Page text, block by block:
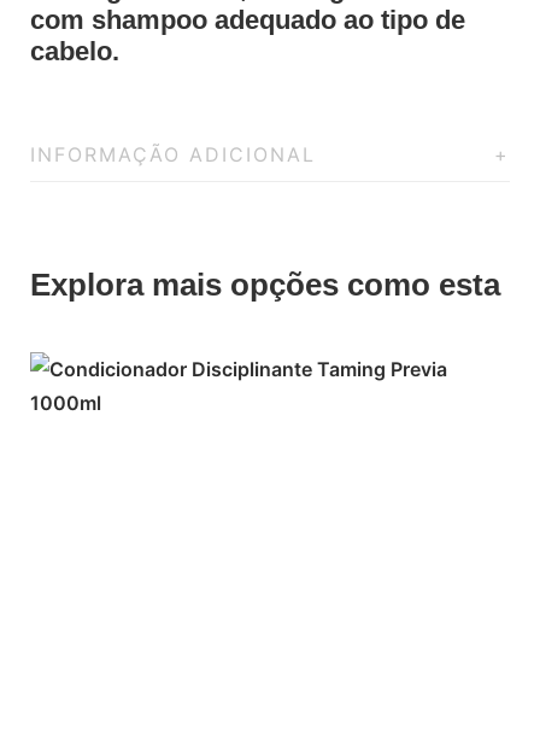
com shampoo adequado ao tipo de
cabelo.
INFORMAÇÃO ADICIONAL
Explora mais opções como esta